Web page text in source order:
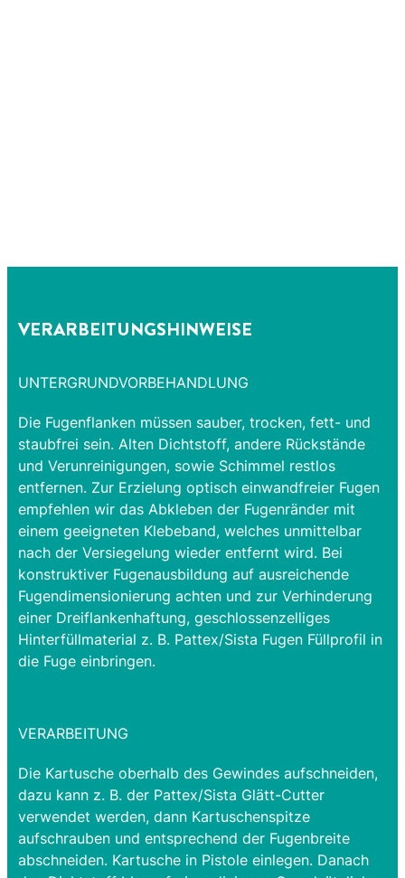
VERARBEITUNGSHINWEISE
UNTERGRUNDVORBEHANDLUNG
Die Fugenflanken müssen sauber, trocken, fett- und
staubfrei sein. Alten Dichtstoff, andere Rückstände
und Verunreinigungen, sowie Schimmel restlos
entfernen. Zur Erzielung optisch einwandfreier Fugen
empfehlen wir das Abkleben der Fugenränder mit
einem geeigneten Klebeband, welches unmittelbar
nach der Versiegelung wieder entfernt wird. Bei
konstruktiver Fugenausbildung auf ausreichende
Fugendimensionierung achten und zur Verhinderung
einer Dreiflankenhaftung, geschlossenzelliges
Hinterfüllmaterial z. B. Pattex/Sista Fugen Füllprofil in
die Fuge einbringen.
VERARBEITUNG
Die Kartusche oberhalb des Gewindes aufschneiden,
dazu kann z. B. der Pattex/Sista Glätt-Cutter
verwendet werden, dann Kartuschenspitze
aufschrauben und entsprechend der Fugenbreite
abschneiden. Kartusche in Pistole einlegen. Danach